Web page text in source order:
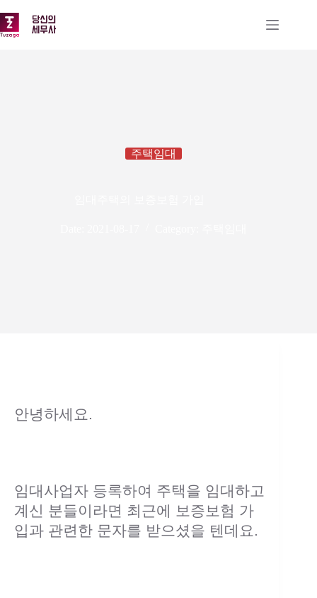
문
으
주택임대
안녕하세요.
임대사업자 등록하여 주택을 임대하고
계신 분들이라면 최근에 보증보험 가
입과 관련한 문자를 받으셨을 텐데요.